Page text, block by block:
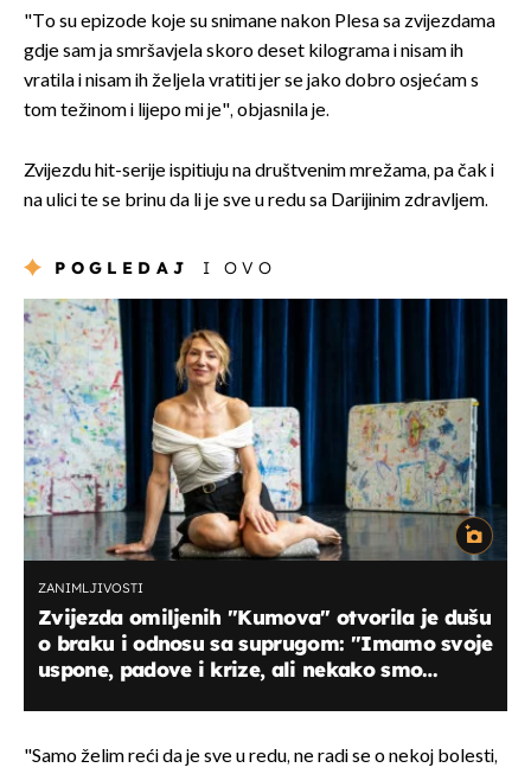
"To su epizode koje su snimane nakon Plesa sa zvijezdama
gdje sam ja smršavjela skoro deset kilograma i nisam ih
vratila i nisam ih željela vratiti jer se jako dobro osjećam s
tom težinom i lijepo mi je", objasnila je.
Zvijezdu hit-serije ispitiuju na društvenim mrežama, pa čak i
na ulici te se brinu da li je sve u redu sa Darijinim zdravljem.
POGLEDAJ I OVO
ZANIMLJIVOSTI
Zvijezda omiljenih "Kumova" otvorila je dušu
o braku i odnosu sa suprugom: ''Imamo svoje
uspone, padove i krize, ali nekako smo
"Samo želim reći da je sve u redu, ne radi se o nekoj bolesti,